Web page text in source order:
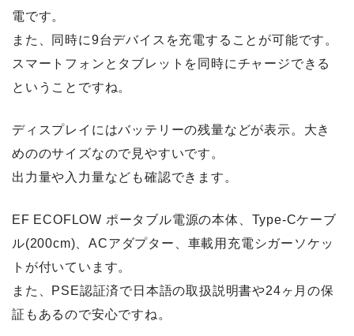
電です。
また、同時に9台デバイスを充電することが可能です。
スマートフォンとタブレットを同時にチャージできる
ということですね。
ディスプレイにはバッテリーの残量などが表示。大き
めののサイズなので見やすいです。
出力量や入力量なども確認できます。
EF ECOFLOW ポータブル電源の本体、Type-Cケーブ
ル(200cm)、ACアダプター、車載用充電シガーソケッ
トが付いています。
また、PSE認証済で日本語の取扱説明書や24ヶ月の保
証もあるので安心ですね。